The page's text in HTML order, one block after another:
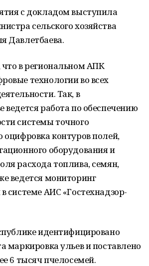
с докладом выступила
сельского хозяйства
Давлетбаева.
в региональном АПК
технологии во всех
Так, в
ведется работа по обеспечению
системы точного
оцифровка контуров полей,
оборудования и
расхода топлива, семян,
ведется мониторинг
системе АИС «Гостехнадзор-
идентифицировано
маркировка ульев и поставлено
6 тысяч пчелосемей.